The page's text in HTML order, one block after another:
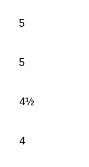
5
5
4½
4